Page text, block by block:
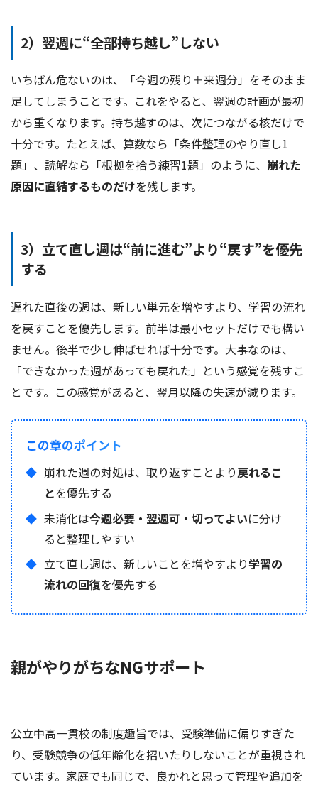
2）翌週に“全部持ち越し”しない
いちばん危ないのは、「今週の残り＋来週分」をそのまま
足してしまうことです。これをやると、翌週の計画が最初
から重くなります。持ち越すのは、次につながる核だけで
十分です。たとえば、算数なら「条件整理のやり直し1
題」、読解なら「根拠を拾う練習1題」のように、 崩れた
原因に直結するものだけを残します。
3）立て直し週は“前に進む”より“戻す”を優先
する
遅れた直後の週は、新しい単元を増やすより、学習の流れ
を戻すことを優先します。前半は最小セットだけでも構い
ません。後半で少し伸ばせれば十分です。大事なのは、
「できなかった週があっても戻れた」という感覚を残すこ
とです。この感覚があると、翌月以降の失速が減ります。
この章のポイント
崩れた週の対処は、取り返すことより戻れるこ
とを優先する
未消化は今週必要・翌週可・切ってよいに分け
ると整理しやすい
立て直し週は、新しいことを増やすより学習の
流れの回復を優先する
親がやりがちなNGサポート
公立中高一貫校の制度趣旨では、受験準備に偏りすぎた
り、受験競争の低年齢化を招いたりしないことが重視され
ています。家庭でも同じで、良かれと思って管理や追加を